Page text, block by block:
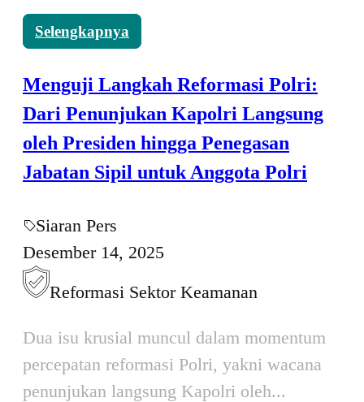
Selengkapnya
Menguji Langkah Reformasi Polri:
Dari Penunjukan Kapolri Langsung
oleh Presiden hingga Penegasan
Jabatan Sipil untuk Anggota Polri
Siaran Pers
Desember 14, 2025
Reformasi Sektor Keamanan
Dua isu krusial muncul dalam momentum
percepatan reformasi Polri, yakni wacana
penunjukan langsung Kapolri oleh...